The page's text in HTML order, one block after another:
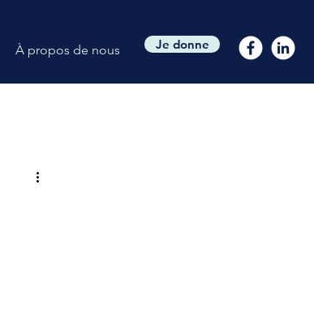
À propos de nous Je donne